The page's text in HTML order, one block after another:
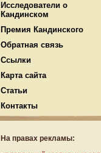
Исследователи о
Кандинском
Премия Кандинского
Обратная связь
Ссылки
Карта сайта
Статьи
Контакты
На правах рекламы: